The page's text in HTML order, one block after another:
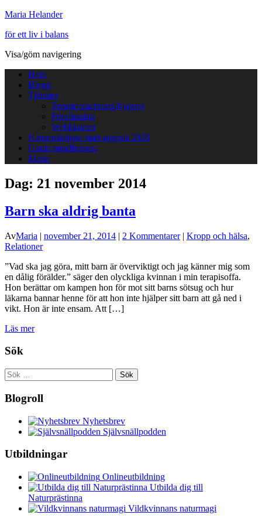
Maria Helander
för ett liv i balans
Visa/göm navigering
Hem
Blogg
Tjänster
Terapi/coachning/hypnos
Föreläsning
Webbkurser
Naturprästinna start augusti 2026
Gratis mindfulness
Maria
Dag: 21 november 2014
Barn ska aldrig banta
AvMaria | november 21, 2014 | 2 Kommentarer| Kropp och hälsa,
Relationer
”Vad ska jag göra, mitt barn är överviktigt och jag känner mig som
en dålig förälder.” säger den olyckliga kvinnan i min terapisoffa.
Hon berättar om kampen hon för mot sitt barns sötsug och hur
läkarna bannar henne för att hon inte hjälper sitt barn att gå ned i
vikt. Hon är inte ensam. Att […]
Läs mer
Sök
Sök
efter:
Blogroll
Nyhetsbrev
Självsnällpodden
Utbildningar
Onlineutbildning
Utbilda dig till
Naturprästinna
Vildkvinnans naturmagi